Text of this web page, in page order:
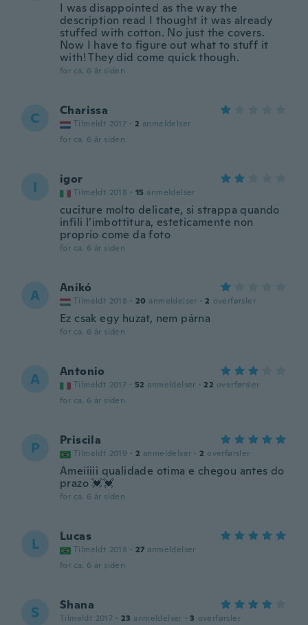
I was disappointed as the way the
description read I thought it was already
stuffed with cotton. No just the covers.
Now I have to figure out what to stuff it
with! They did come quick though.
for ca. 6 år siden
C Charissa
Tilmeldt 2017 · 2 anmeldelser
for ca. 6 år siden
I igor
Tilmeldt 2018 · 15 anmeldelser
cuciture molto delicate, si strappa quando
infili l’imbottitura, esteticamente non
proprio come da foto
for ca. 6 år siden
A Anikó
Tilmeldt 2018 · 20 anmeldelser · 2 overførsler
Ez csak egy huzat, nem párna
for ca. 6 år siden
A Antonio
Tilmeldt 2017 · 52 anmeldelser · 22 overførsler
for ca. 6 år siden
P Priscila
Tilmeldt 2019 · 2 anmeldelser · 2 overførsler
Ameiiiii qualidade otima e chegou antes do
prazo 💓💓
for ca. 6 år siden
L Lucas
Tilmeldt 2018 · 27 anmeldelser
for ca. 6 år siden
S Shana
Tilmeldt 2017 · 23 anmeldelser · 3 overførsler